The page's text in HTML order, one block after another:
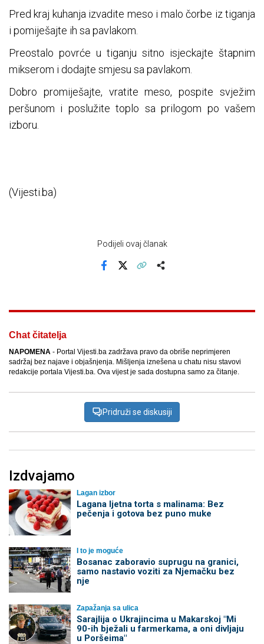
Pred kraj kuhanja izvadite meso i malo čorbe iz tiganja
i pomiješajte ih sa pavlakom.
Preostalo povrće u tiganju sitno isjeckajte štapnim
mikserom i dodajte smjesu sa pavlakom.
Dobro promiješajte, vratite meso, pospite svježim
peršunom i poslužite toplo sa prilogom po vašem
izboru.
(Vijesti.ba)
Podijeli ovaj članak
Chat čitatelja
NAPOMENA - Portal Vijesti.ba zadržava pravo da obriše neprimjeren
sadržaj bez najave i objašnjenja. Mišljenja iznešena u chatu nisu stavovi
redakcije portala Vijesti.ba. Ova vijest je sada dostupna samo za čitanje.
Pridruži se diskusiji
Izdvajamo
Lagan izbor
Lagana ljetna torta s malinama: Bez
pečenja i gotova bez puno muke
I to je moguće
Bosanac zaboravio suprugu na granici,
samo nastavio voziti za Njemačku bez
nje
Zapažanja sa ulica
Sarajlija o Ukrajincima u Makarskoj "Mi
90-ih bježali u farmerkama, a oni divljaju
u Poršeima"